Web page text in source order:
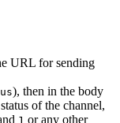
URL for sending
), then in the body
of the channel,
1 or any other